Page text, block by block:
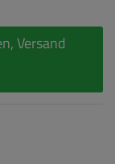
Versand